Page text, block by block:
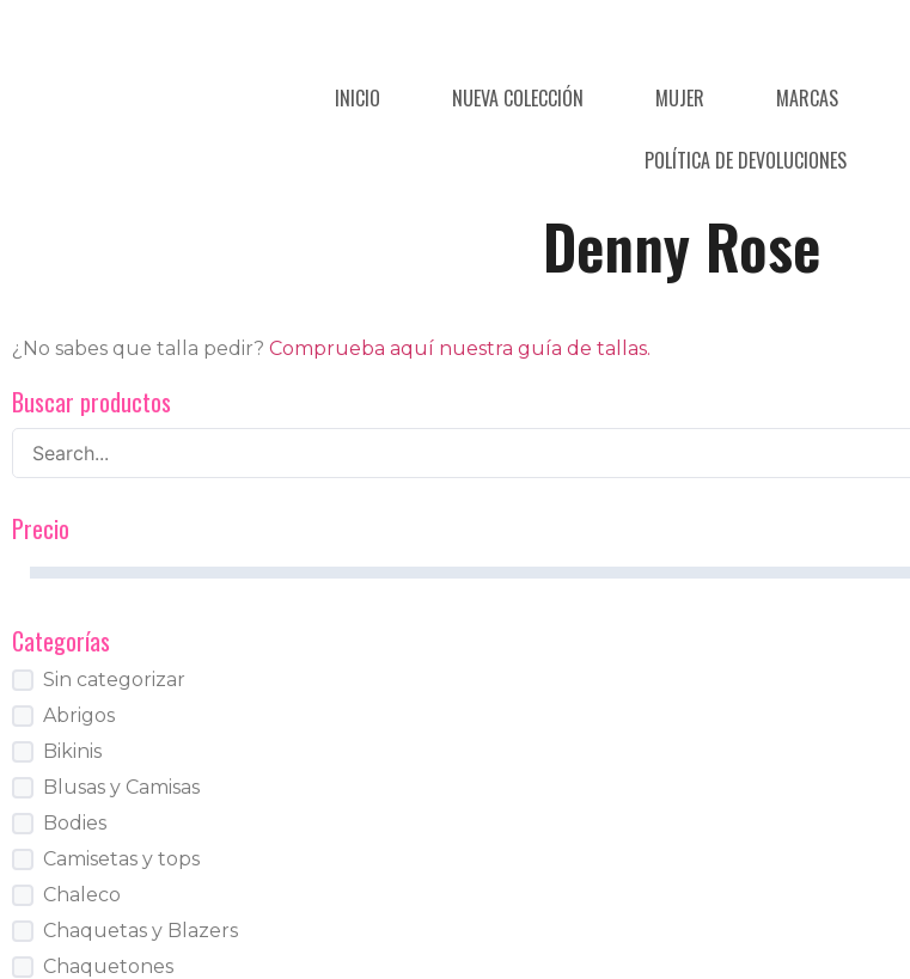
INICIO NUEVA COLECCIÓN MUJER MARCAS
POLÍTICA DE DEVOLUCIONES
Denny Rose
¿No sabes que talla pedir? Comprueba aquí nuestra guía de tallas.
Buscar productos
Precio
Categorías
Sin categorizar
Abrigos
Bikinis
Blusas y Camisas
Bodies
Camisetas y tops
Chaleco
Chaquetas y Blazers
Chaquetones